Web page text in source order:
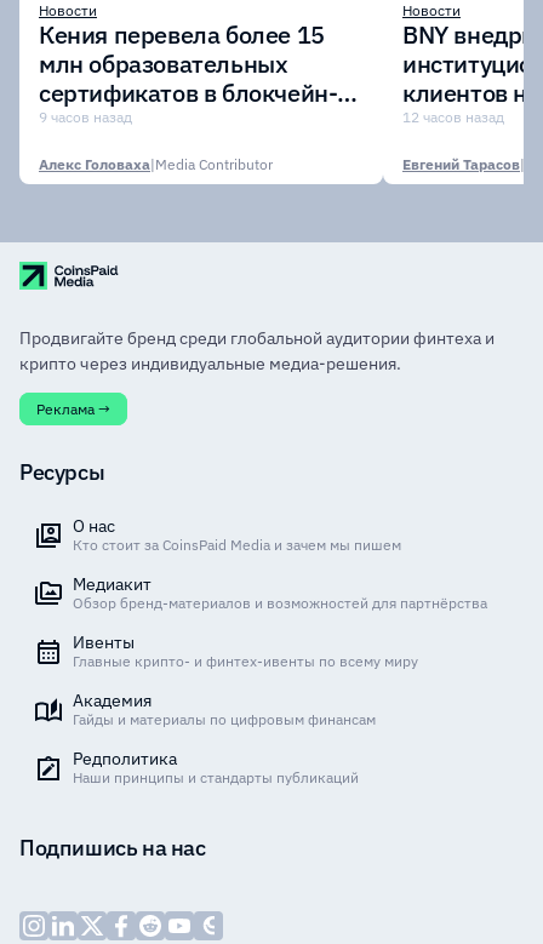
Новости
Кения перевела более 15
млн образовательных
сертификатов в блокчейн-
сеть Avalanche
9 часов назад
Алекс Головаха|Media Contributor
Новости
BNY
клиентов
Digital Asset
12 часов назад
Евгений Тарасов|
Продвигайте бренд среди глобальной аудитории финтеха и
крипто через индивидуальные медиа-решения.
Реклама →
Ресурсы
О нас
Кто стоит за CoinsPaid Media и зачем мы пишем
Медиакит
Обзор бренд-материалов и возможностей для партнёрства
Ивенты
Главные крипто- и финтех-ивенты по всему миру
Академия
Гайды и материалы по цифровым финансам
Редполитика
Наши принципы и стандарты публикаций
Подпишись на нас